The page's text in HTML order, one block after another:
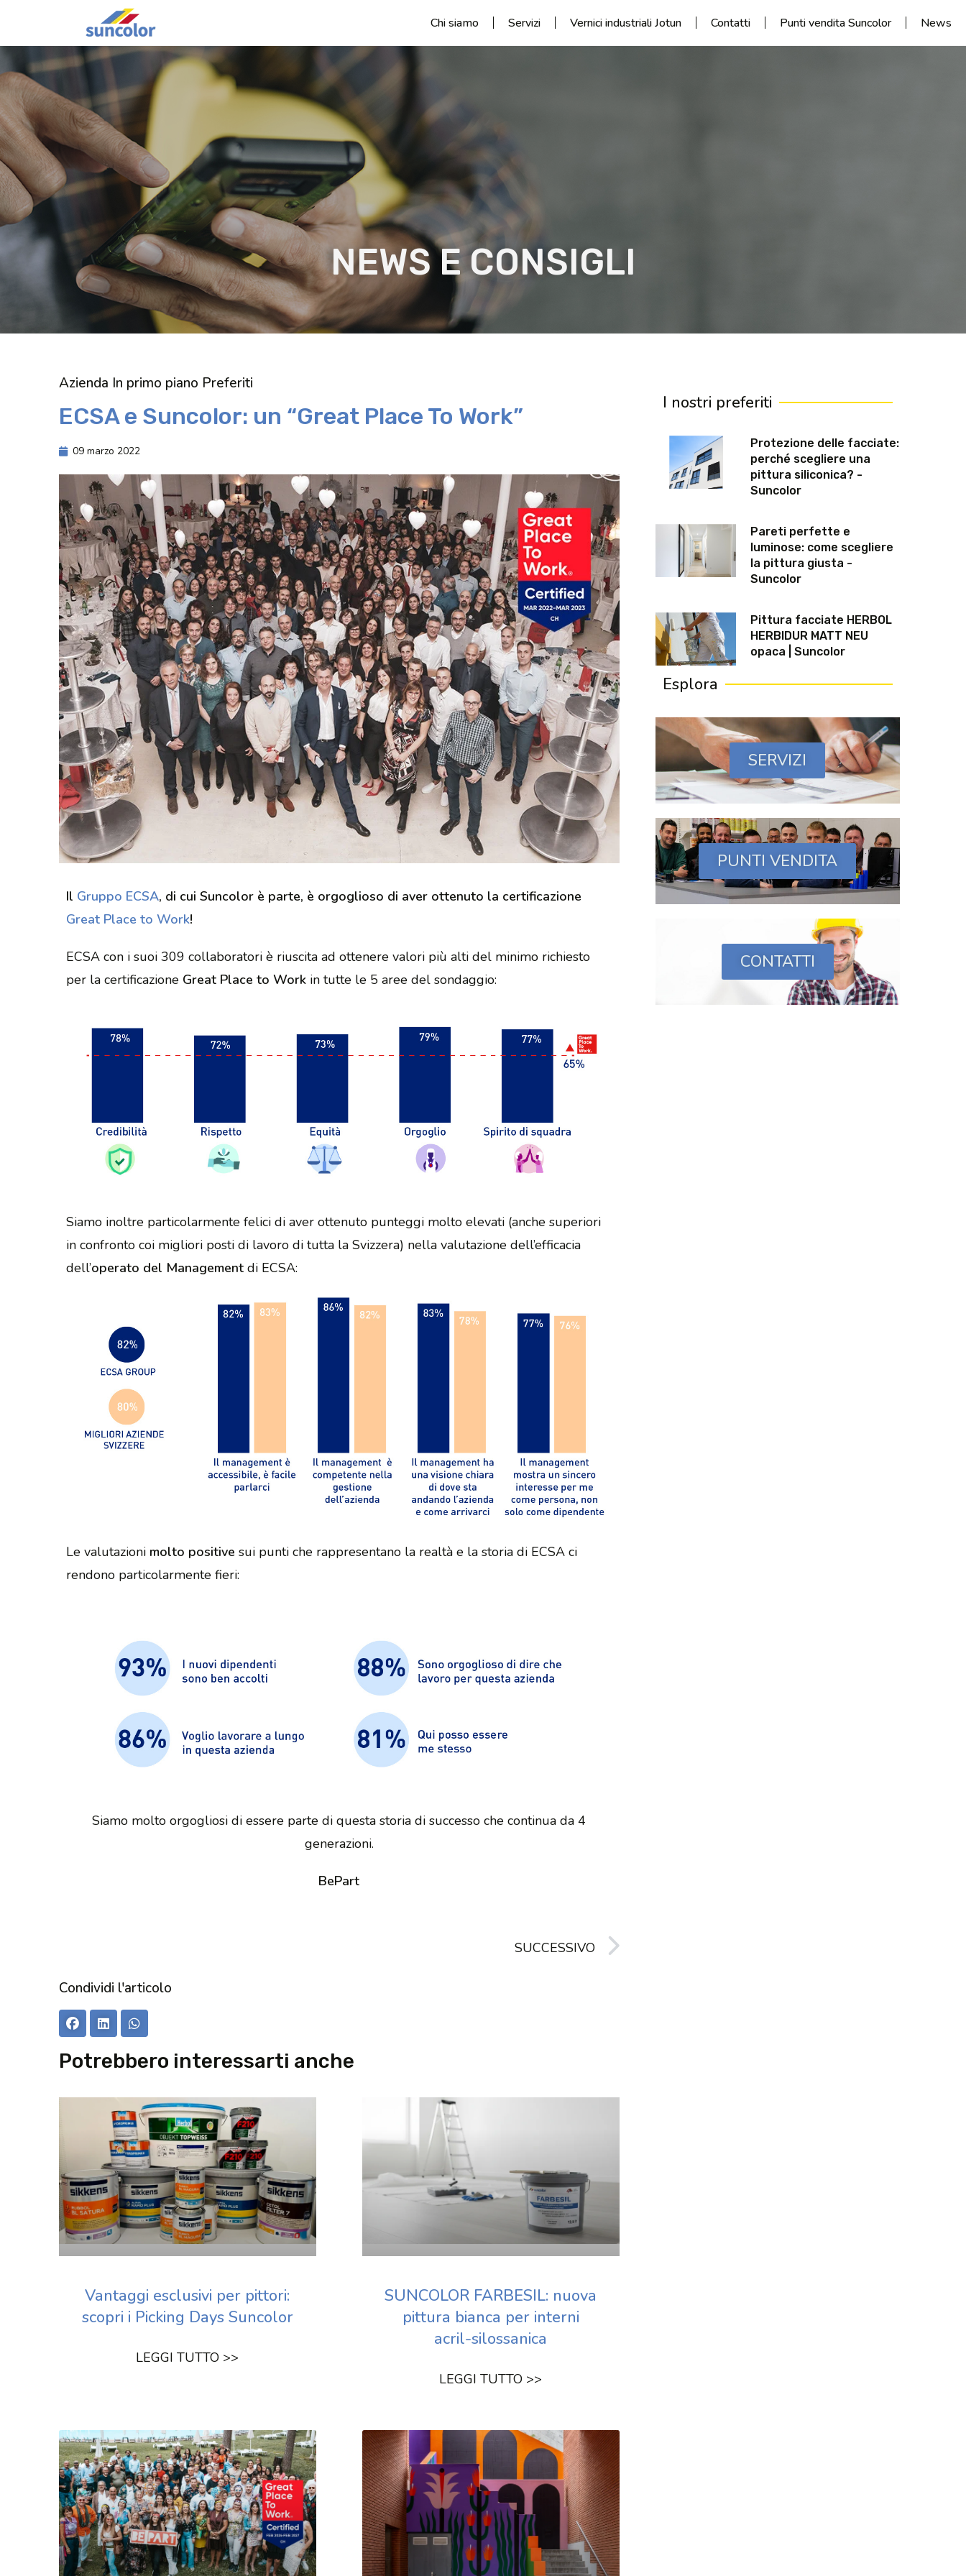
Chi siamo Servizi Vernici industriali Jotun Contatti Punti vendita Suncolor News
NEWS E CONSIGLI
Azienda In primo piano Preferiti
ECSA e Suncolor: un “Great Place To Work”
09 marzo 2022
Il Gruppo ECSA, di cui Suncolor è parte, è orgoglioso di aver ottenuto la certificazione
Great Place to Work!
ECSA con i suoi 309 collaboratori è riuscita ad ottenere valori più alti del minimo richiesto
per la certificazione Great Place to Work in tutte le 5 aree del sondaggio:
Siamo inoltre particolarmente felici di aver ottenuto punteggi molto elevati (anche superiori
in confronto coi migliori posti di lavoro di tutta la Svizzera) nella valutazione dell’efficacia
dell’operato del Management di ECSA:
Le valutazioni molto positive sui punti che rappresentano la realtà e la storia di ECSA ci
rendono particolarmente fieri:
Siamo molto orgogliosi di essere parte di questa storia di successo che continua da 4
generazioni.
BePart
SUCCESSIVO
Condividi l'articolo
Potrebbero interessarti anche
Vantaggi esclusivi per pittori:
scopri i Picking Days Suncolor
LEGGI TUTTO >>
SUNCOLOR FARBESIL: nuova
pittura bianca per interni
acril-silossanica
LEGGI TUTTO >>
I nostri preferiti
Protezione delle facciate:
perché scegliere una
pittura siliconica? -
Suncolor
Pareti perfette e
luminose: come scegliere
la pittura giusta -
Suncolor
Pittura facciate HERBOL
HERBIDUR MATT NEU
opaca | Suncolor
Esplora
SERVIZI
PUNTI VENDITA
CONTATTI